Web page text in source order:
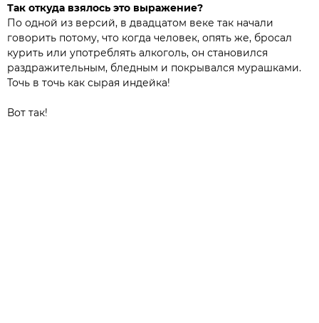
Так откуда взялось это выражение?
По одной из версий, в двадцатом веке так начали
говорить потому, что когда человек, опять же, бросал
курить или употреблять алкоголь, он становился
раздражительным, бледным и покрывался мурашками.
Точь в точь как сырая индейка!
Вот так!